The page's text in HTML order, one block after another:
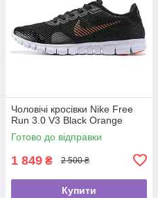
Чоловічі кросівки Nike Free
Run 3.0 V3 Black Orange
Готово до відправки
1 849 ₴ 2 500 ₴
Купити